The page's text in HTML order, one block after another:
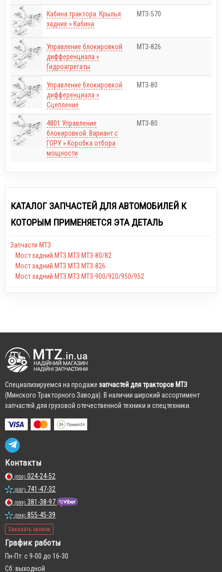
Кабина трактора. Крылья
задние » Кабина
МТЗ-570
Управление блокировкой
дифференциала »
Гидроагрегаты
МТЗ-826
Управление блокировкой
дифференциала »
Сцепление
МТЗ-80
4801 Управление
блокировкой. Вариант с
ГОРУ » Коробка отбора
мощности
МТЗ-80
КАТАЛОГ ЗАПЧАСТЕЙ ДЛЯ АВТОМОБИЛЕЙ К
КОТОРЫМ ПРИМЕНЯЕТСЯ ЭТА ДЕТАЛЬ
Запчасти МТЗ
Мост задний МТЗ МТЗ МТЗ-80/82
Мост задний МТЗ МТЗ МТЗ-826
Мост задний МТЗ МТЗ МТЗ-900/920/950/952
Cпециализируемся на продаже запчастей для тракторов МТЗ
(Минского Тракторного Завода). В наличии широкий ассортимент
запчастей для грузовой отечественной техники и спецтехники.
Контакты
(050) 024-24-52
(067) 741-47-32
(099) 381-38-97
(096) 855-45-39
Заказать звонок
График работы
Пн-Пт: с 9-00 до 16-30
Сб: выходной